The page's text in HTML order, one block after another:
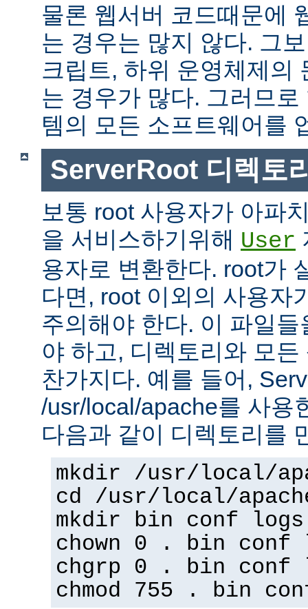
물론 웹서버 코드때문에
는 경우는 많지 않다. 그
크립트, 하위 운영체제의
는 경우가 많다. 그러므
템의 모든 소프트웨어를
ServerRoot 디렉토
보통 root 사용자가 아파
을 서비스하기위해 User
용자로 변환한다. root가
다면, root 이외의 사용자
주의해야 한다. 이 파일
야 하고, 디렉토리와 모
찬가지다. 예를 들어,
/usr/local/apache를 사용
다음과 같이 디렉토리를
mkdir /usr/local/
cd /usr/local/
mkdir bin conf logs
chown 0 . bin conf
chgrp 0 . bin conf
chmod 755 . bin